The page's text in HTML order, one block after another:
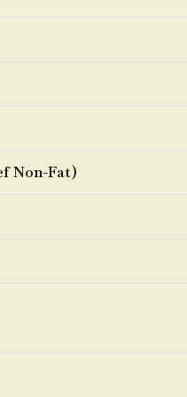
Non-Fat)